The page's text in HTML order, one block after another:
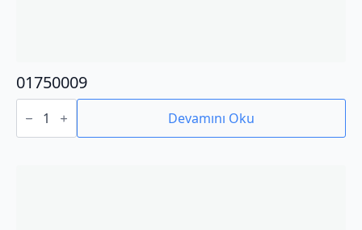
01750009
01750009
adet Devamını Oku